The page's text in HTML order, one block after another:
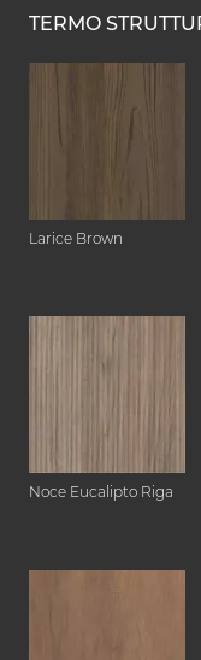
TERMO
Larice Brown
Noce Eucalipto Riga